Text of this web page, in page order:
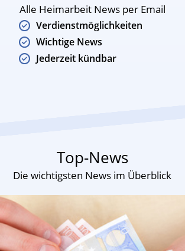
Alle Heimarbeit News per Email
Verdienstmöglichkeiten
Wichtige News
Jederzeit kündbar
Top-News
Die wichtigsten News im Überblick